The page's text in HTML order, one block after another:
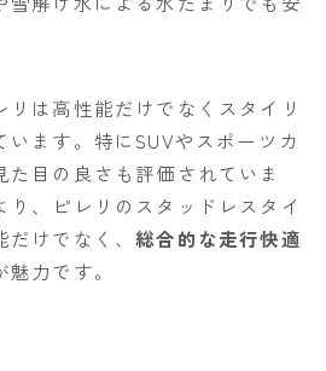
は高性能だけでなくスタイリ
います。特にSUVやスポーツカ
目の良さも評価されていま
り、ピレリのスタッドレスタイ
だけでなく、総合的な走行快適
力です。